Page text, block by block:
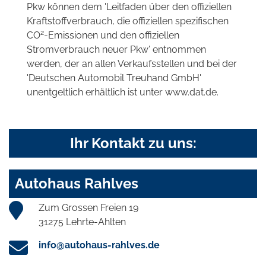
Pkw können dem 'Leitfaden über den offiziellen
Kraftstoffverbrauch, die offiziellen spezifischen
CO2-Emissionen und den offiziellen
Stromverbrauch neuer Pkw' entnommen
werden, der an allen Verkaufsstellen und bei der
'Deutschen Automobil Treuhand GmbH'
unentgeltlich erhältlich ist unter www.dat.de.
Ihr Kontakt zu uns:
Autohaus Rahlves
Zum Grossen Freien 19
31275 Lehrte-Ahlten
info@autohaus-rahlves.de